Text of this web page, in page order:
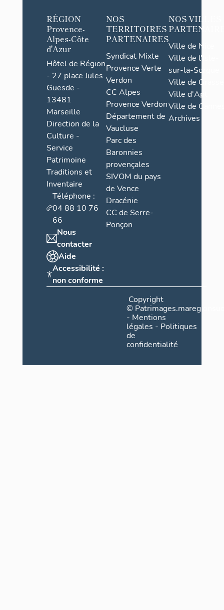
RÉGION
Provence-
Alpes-Côte
d'Azur
Hôtel de Région
- 27 place Jules
Guesde -
13481
Marseille
Direction de la
Culture -
Service
Patrimoine
Traditions et
Inventaire
Téléphone :
04 88 10 76
66
Nous
contacter
Aide
Accessibilité :
non conforme
NOS
TERRITOIRES
PARTENAIRES
Syndicat Mixte
Provence Verte
Verdon
CC Alpes
Provence Verdon
Département de
Vaucluse
Parc des
Baronnies
provençales
SIVOM du pays
de Vence
Dracénie
CC de Serre-
Ponçon
NOS VILLES
Ville de Nice
Ville de l'Isle-
sur-la-Sorgue
Ville de Grasse
Ville d'Apt
Ville de
Archives
Copyright
©
- Mentions
légales - Politiques
de
confidentialité